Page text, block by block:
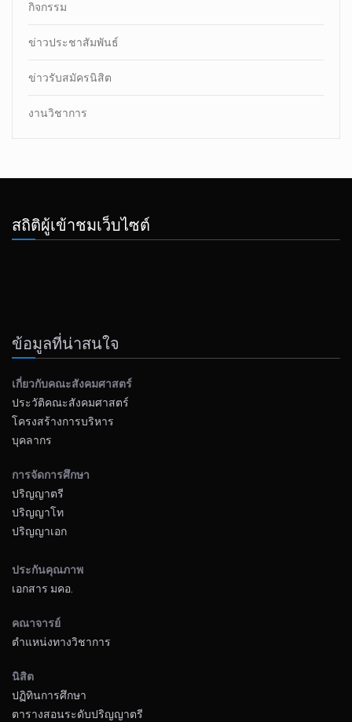
กิจกรรม
ข่าวประชาสัมพันธ์
ข่าวรับสมัครนิสิต
งานวิชาการ
สถิติผู้เข้าชมเว็บไซต์
ข้อมูลที่น่าสนใจ
เกี่ยวกับคณะสังคมศาสตร์
ประวัติคณะสังคมศาสตร์
โครงสร้างการบริหาร
บุคลากร
การจัดการศึกษา
ปริญญาตรี
ปริญญาโท
ปริญญาเอก
ประกันคุณภาพ
เอกสาร มคอ.
คณาจารย์
ตำแหน่งทางวิชาการ
นิสิต
ปฏิทินการศึกษา
ตารางสอนระดับปริญญาตรี